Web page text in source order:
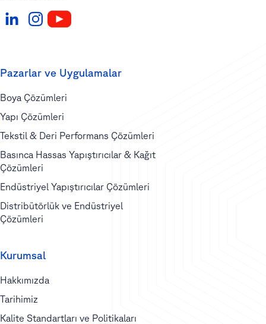
Pazarlar ve Uygulamalar
Boya Çözümleri
Yapı Çözümleri
Tekstil & Deri Performans Çözümleri
Basınca Hassas Yapıştırıcılar & Kağıt
Çözümleri
Endüstriyel Yapıştırıcılar Çözümleri
Distribütörlük ve Endüstriyel
Çözümleri
Kurumsal
Hakkımızda
Tarihimiz
Kalite Standartları ve Politikaları